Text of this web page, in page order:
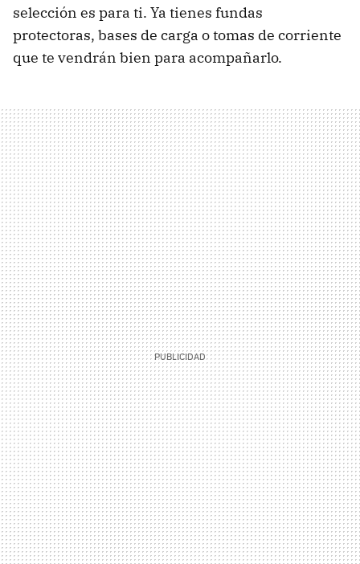
selección es para ti. Ya tienes fundas
protectoras, bases de carga o tomas de corriente
que te vendrán bien para acompañarlo.